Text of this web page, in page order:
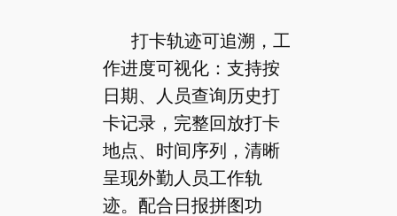
打卡轨迹可追溯，工
作进度可视化：支持按
日期、人员查询历史打
卡记录，完整回放打卡
地点、时间序列，清晰
呈现外勤人员工作轨
迹。配合日报拼图功